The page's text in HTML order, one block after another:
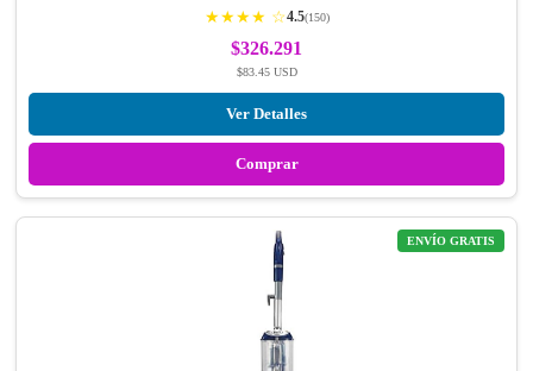
★★★★ ☆4.5(150)
$326.291
$83.45 USD
Ver Detalles
Comprar
ENVÍO GRATIS